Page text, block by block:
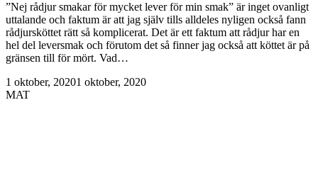
”Nej rådjur smakar för mycket lever för min smak” är inget ovanligt
uttalande och faktum är att jag själv tills alldeles nyligen också fann
rådjursköttet rätt så komplicerat. Det är ett faktum att rådjur har en
hel del leversmak och förutom det så finner jag också att köttet är på
gränsen till för mört. Vad…
1 oktober, 20201 oktober, 2020
MAT